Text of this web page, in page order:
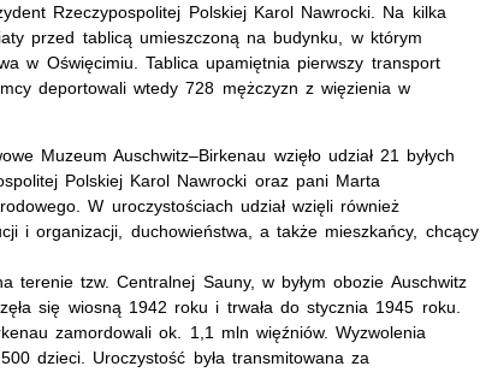
Rzeczypospolitej Polskiej Karol Nawrocki. Na kilka
przed tablicą umieszczoną na budynku, w którym
w Oświęcimiu. Tablica upamiętnia pierwszy transport
deportowali wtedy 728 mężczyzn z więzienia w
Muzeum Auschwitz–Birkenau wzięło udział 21 byłych
Polskiej Karol Nawrocki oraz pani Marta
W uroczystościach udział wzięli również
i organizacji, duchowieństwa, a także mieszkańcy, chcący
terenie tzw. Centralnej Sauny, w byłym obozie Auschwitz
się wiosną 1942 roku i trwała do stycznia 1945 roku.
zamordowali ok. 1,1 mln więźniów. Wyzwolenia
dzieci. Uroczystość była transmitowana za